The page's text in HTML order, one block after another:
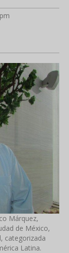
Márquez,
de México,
categorizada
Latina.